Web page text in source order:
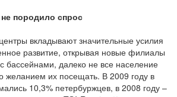
породило спрос
вкладывают значительные усилия
развитие, открывая новые филиалы
бассейнами, далеко не все население
желанием их посещать. В 2009 году в
10,3% петербуржцев, в 2008 году –